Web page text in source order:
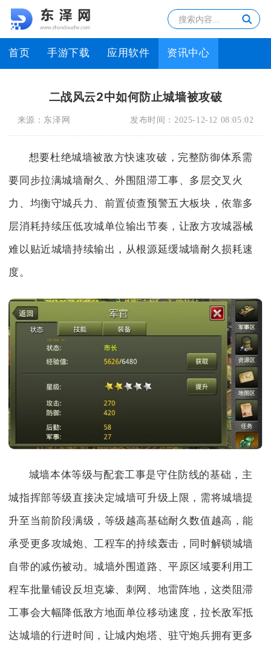
首页 手游下载 应用软件 资讯中心
二战风云2中如何防止城墙被攻破
来源： 东泽网 发布时间： 2025-12-12 08:05:02
想要杜绝城墙被敌方快速攻破，完整防御体系需
要同步拉满城墙耐久、外围阻滞工事、多层交叉火
力、均衡守城兵力、前置侦查预警五大板块，依靠多
层消耗持续压低攻城单位输出节奏，让敌方攻城器械
难以贴近城墙持续输出，从根源延缓城墙耐久损耗速
度。
城墙本体等级与配套工事是守住防线的基础，主
城指挥部等级直接决定城墙可升级上限，需将城墙提
升至当前阶段满级，等级越高基础耐久数值越高，能
承受更多攻城炮、工程车的持续轰击，同时解锁城墙
自带的减伤被动。城墙外围道路、平原区域要利用工
程车批量铺设反坦克壕、刺网、地雷阵地，这类阻滞
工事会大幅降低敌方地面单位移动速度，拉长敌军抵
达城墙的行进时间，让城内炮塔、驻守炮兵拥有更多